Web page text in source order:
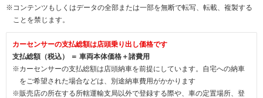
※コンテンツもしくはデータの全部または一部を無断で転写、転載、複製する
ことを禁じます。
カーセンサーの支払総額は店頭乗り出し価格です
支払総額（税込） ＝ 車両本体価格＋諸費用
※カーセンサーの支払総額は店頭納車を前提にしています。自宅への納車
をご希望された場合などは、別途納車費用がかかります
※販売店の所在する所轄運輸支局以外で登録する際や、車の定置場所、登